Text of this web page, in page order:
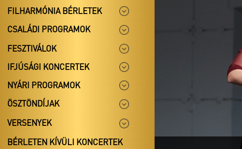
FILHARMÓNIA BÉRLETEK
CSALÁDI PROGRAMOK
FESZTIVÁLOK
IFJÚSÁGI KONCERTEK
NYÁRI PROGRAMOK
ÖSZTÖNDÍJAK
VERSENYEK
BÉRLETEN KÍVÜLI KONCERTEK